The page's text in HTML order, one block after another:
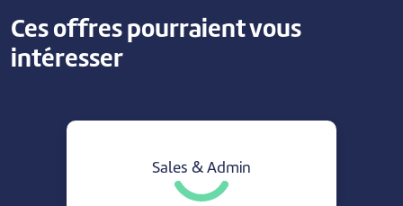
Ces offres pourraient vous
intéresser
Sales & Admin